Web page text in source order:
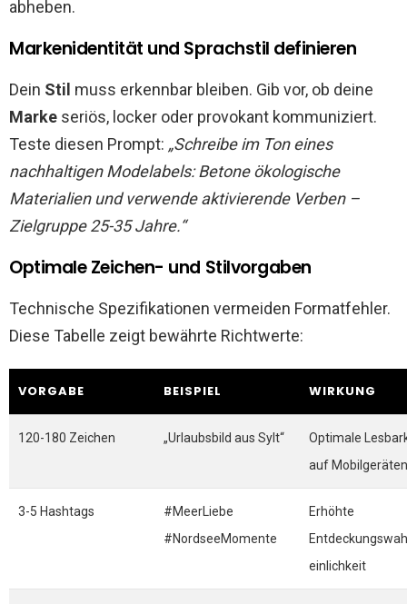
abheben.
Markenidentität und Sprachstil definieren
Dein Stil muss erkennbar bleiben. Gib vor, ob deine
Marke seriös, locker oder provokant kommuniziert.
Teste diesen Prompt: „Schreibe im Ton eines
nachhaltigen Modelabels: Betone ökologische
Materialien und verwende aktivierende Verben –
Zielgruppe 25-35 Jahre.“
Optimale Zeichen- und Stilvorgaben
Technische Spezifikationen vermeiden Formatfehler.
Diese Tabelle zeigt bewährte Richtwerte:
VORGABE BEISPIEL WIRKUNG
120-180 Zeichen „Urlaubsbild aus Sylt“
Optimale
auf Mobilgeräten
3-5 Hashtags
#MeerLiebe
#NordseeMomente
Erhöhte
einlichkeit